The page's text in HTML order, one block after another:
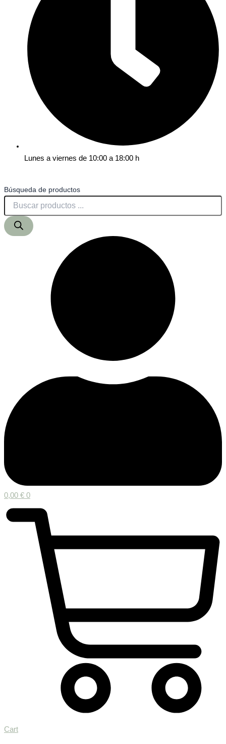
Lunes a viernes de 10:00 a 18:00 h
Búsqueda de productos
0,00 € 0
Cart